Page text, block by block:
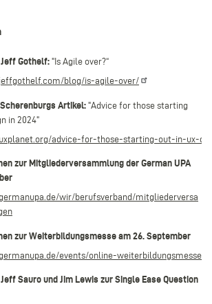
Gothelf:"Is Agile over?“
blog/is-agile-over/
Artikel:"Advice for those starting
in 2024"
advice-for-those-starting-out-in-ux-
zur Mitgliederversammlung der German UPA
wir/berufsverband/mitgliederversa
zur Weiterbildungsmesse am 26. September
events/online-weiterbildungsmesse
Sauro und Jim Lewis zur Single Ease Question